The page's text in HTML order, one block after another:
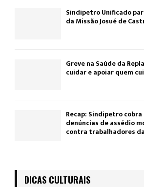
Sindipetro Unificado
da Missão Josué de
Greve na Saúde da
cuidar e apoiar quem
Recap: Sindipetro
denúncias de assédio
contra trabalhadores
DICAS CULTURAIS